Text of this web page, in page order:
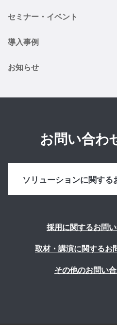
セミナー・イベント
導入事例
お知らせ
お問い合わ
ソリューションに関す
採用に関するお問
取材・講演に関するお
その他のお問い